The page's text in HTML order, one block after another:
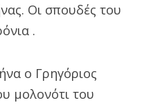
Οι σπουδές του
.
ο Γρηγόριος
μολονότι του